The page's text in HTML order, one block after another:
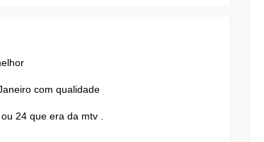
com qualidade
24 que era da mtv .